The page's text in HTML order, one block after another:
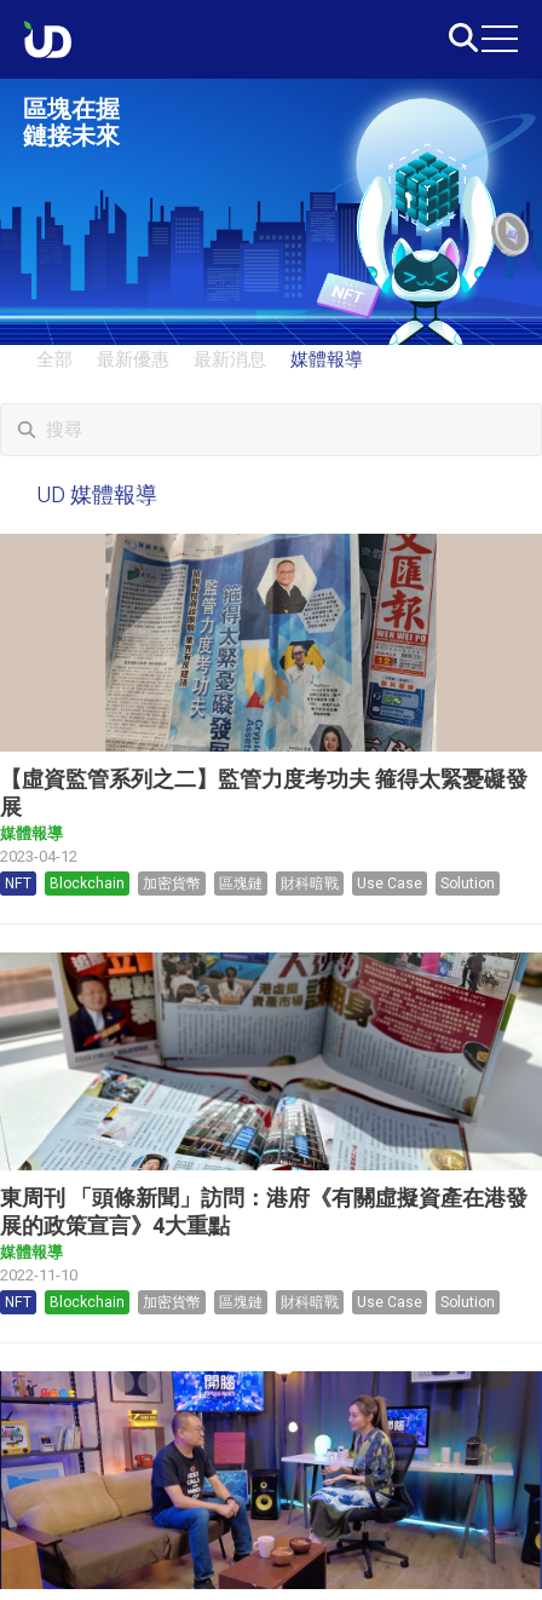
區塊在握
鏈接未來
全部 最新優惠 最新消息 媒體報導
UD媒體報導
【虛資監管系列之二】監管力度考功夫 箍得太緊憂礙發
展
媒體報導
2023-04-12
NFT Blockchain 加密貨幣 區塊鏈 財科暗戰 Use Case Solution
東周刊 「頭條新聞」訪問：港府《有關虛擬資產在港發
展的政策宣言》4大重點
媒體報導
2022-11-10
NFT Blockchain 加密貨幣 區塊鏈 財科暗戰 Use Case Solution